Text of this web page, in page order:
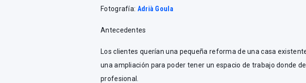
Fotografía: Adrià Goula
Antecedentes
Los clientes querían una pequeña reforma de una casa
una ampliación para poder tener un espacio de trabajo donde
profesional.